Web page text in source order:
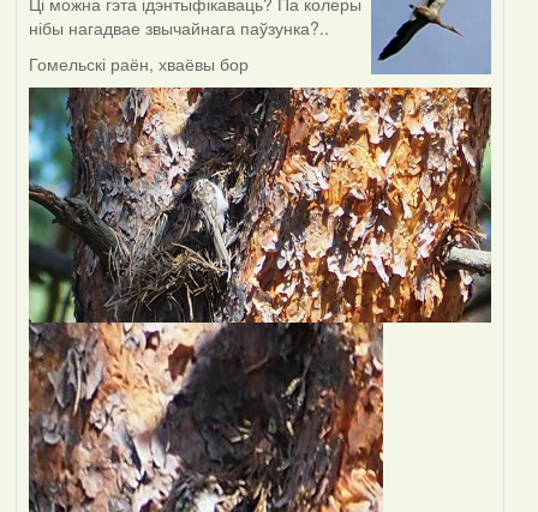
нібы нагадвае звычайнага паўзунка?..
Гомельскі раён, хваёвы бор